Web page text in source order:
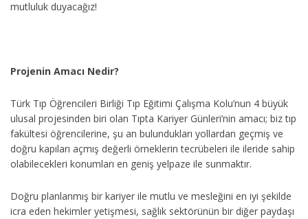
mutluluk duyacağız!
Projenin Amacı Nedir?
Türk Tıp Öğrencileri Birliği Tıp Eğitimi Çalışma Kolu’nun 4 büyük
ulusal projesinden biri olan Tıpta Kariyer Günleri’nin amacı; biz tıp
fakültesi öğrencilerine, şu an bulundukları yollardan geçmiş ve
doğru kapıları açmış değerli örneklerin tecrübeleri ile ileride sahip
olabilecekleri konumları en geniş yelpaze ile sunmaktır.
Doğru planlanmış bir kariyer ile mutlu ve mesleğini en iyi şekilde
icra eden hekimler yetişmesi, sağlık sektörünün bir diğer paydaşı